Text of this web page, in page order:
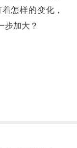
怎样的变化，
步加大？